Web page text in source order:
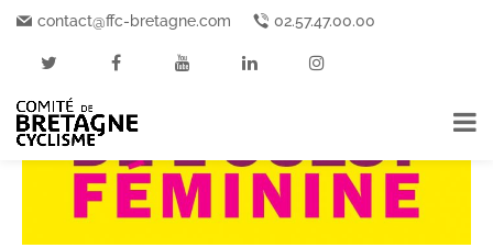
contact@ffc-bretagne.com 02.57.47.00.00
Accueil Au cœur de l'actualité